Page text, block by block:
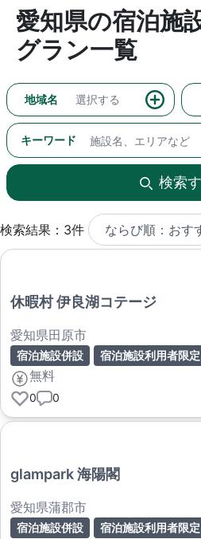
愛知県の宿泊施
グラン一覧
地域名 選択する
キーワード
検索
検索結果：3件
休暇村 伊良湖コテージ
愛知県田原市
宿泊施設併設 宿泊施設利用者限定
無料
0 0
glampark 海陽閣
愛知県蒲郡市
宿泊施設併設 宿泊施設利用者限定